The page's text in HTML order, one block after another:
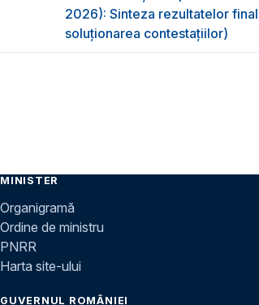
2026): Sinteza rezultatelor
soluționarea contestațiilor)
MINISTER
Organigramă
Ordine de ministru
PNRR
Harta site-ului
GUVERNUL ROMÂNIEI